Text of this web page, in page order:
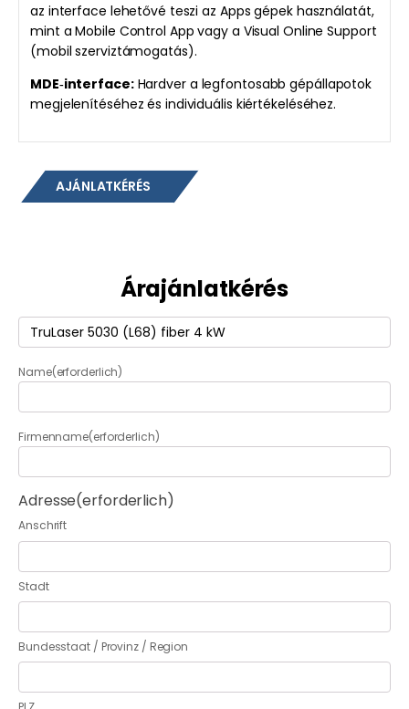
az interface lehetővé teszi az Apps gépek használatát,
mint a Mobile Control App vagy a Visual Online Support
(mobil szerviztámogatás).
MDE‑interface:Hardver a legfontosabb gépállapotok
megjelenítéséhez és individuális kiértékeléséhez.
AJÁNLATKÉRÉS
Árajánlatkérés
Termék(erforderlich)
Name(erforderlich)
Firmenname(erforderlich)
Adresse(erforderlich)
Anschrift
Stadt
Bundesstaat / Provinz / Region